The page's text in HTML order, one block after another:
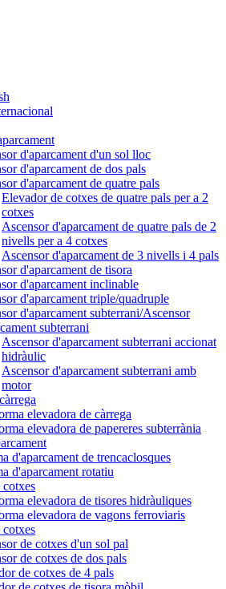
d'aparcament d'un sol lloc
d'aparcament de dos pals
d'aparcament de quatre pals
Elevador de cotxes de quatre pals per a 2
cotxes
Ascensor d'aparcament de quatre pals de 2
nivells per a 4 cotxes
Ascensor d'aparcament de 3 nivells i 4 pals
d'aparcament de tisora
d'aparcament inclinable
d'aparcament triple/quadruple
d'aparcament subterrani/Ascensor
subterrani
Ascensor d'aparcament subterrani accionat
hidràulic
Ascensor d'aparcament subterrani amb
motor
elevadora de càrrega
elevadora de papereres subterrània
d'aparcament de trencaclosques
d'aparcament rotatiu
cotxes
elevadora de tisores hidràuliques
elevadora de vagons ferroviaris
cotxes
de cotxes d'un sol pal
de cotxes de dos pals
de cotxes de 4 pals